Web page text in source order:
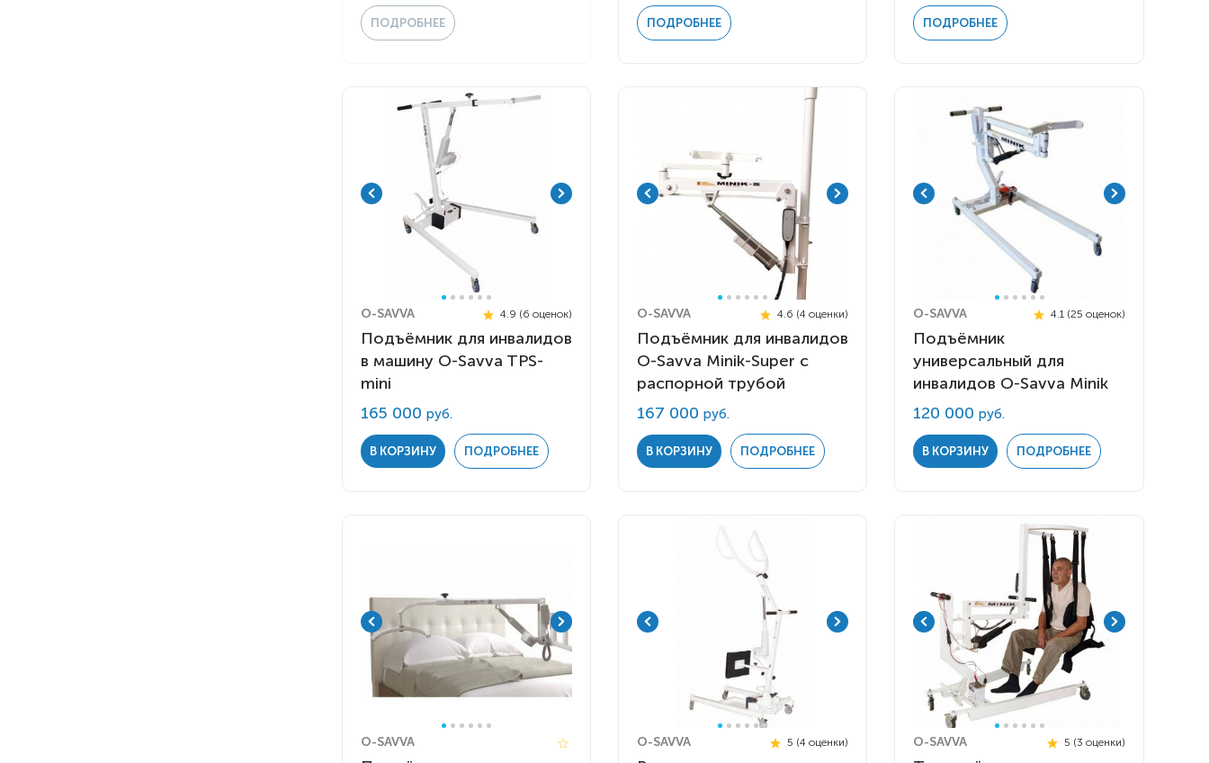
ПОДРОБНЕЕ ПОДРОБНЕЕ ПОДРОБНЕЕ
O-SAVVA 4.9 (6 оценок)
Подъёмник для инвалидов
в машину O-Savva TPS-
mini
165 000 руб.
В КОРЗИНУ ПОДРОБНЕЕ
O-SAVVA 4.6 (4 оценки)
Подъёмник для инвалидов
O-Savva Minik-Super с
распорной трубой
167 000 руб.
В КОРЗИНУ ПОДРОБНЕЕ
O-SAVVA 4.1 (25 оценок)
Подъёмник
универсальный для
инвалидов O-Savva Minik
120 000руб.
В КОРЗИНУ ПОДРОБНЕЕ
O-SAVVA O-SAVVA 5 (4 оценки) O-SAVVA 5 (3 оценки)